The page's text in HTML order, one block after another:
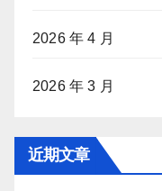
2026 年 4 月
2026 年 3 月
近期文章